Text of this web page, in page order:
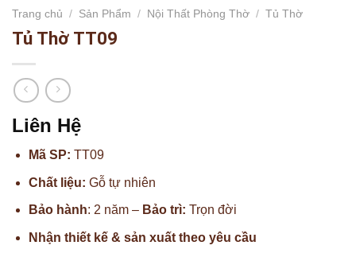
Trang chủ / Sản Phẩm / Nội Thất Phòng Thờ / Tủ Thờ
Tủ Thờ TT09
Liên Hệ
Mã SP: TT09
Chất liệu: Gỗ tự nhiên
Bảo hành: 2 năm – Bảo trì: Trọn đời
Nhận thiết kế & sản xuất theo yêu cầu